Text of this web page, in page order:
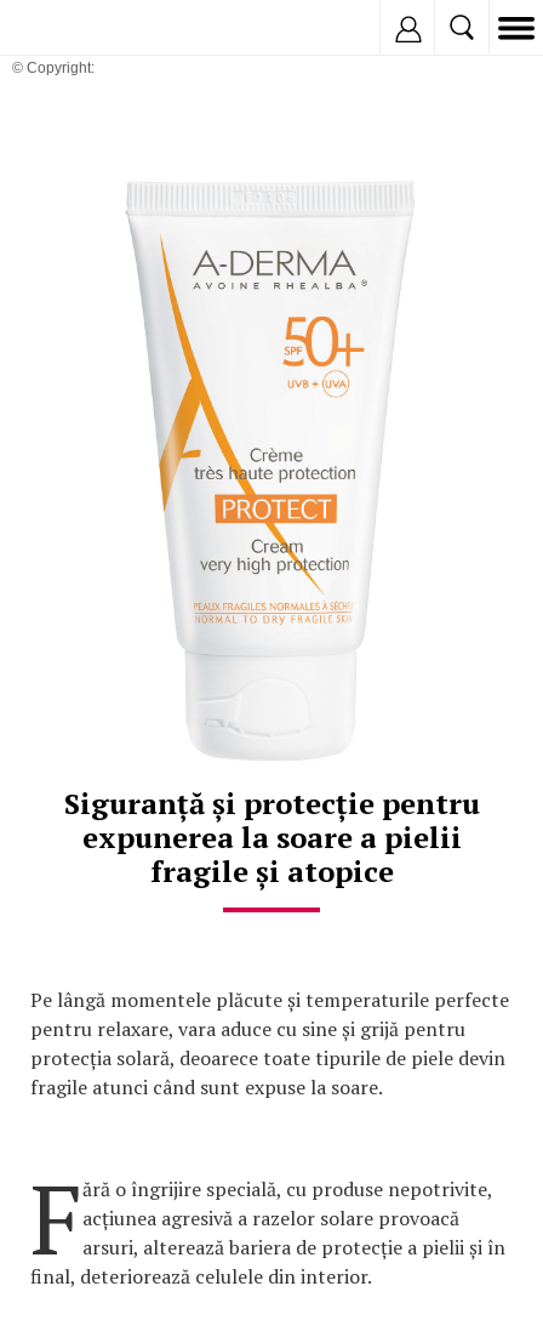
© Copyright:
Siguranță și protecție pentru
expunerea la soare a pielii
fragile și atopice
Pe lângă momentele plăcute și temperaturile perfecte
pentru relaxare, vara aduce cu sine și grijă pentru
protecția solară, deoarece toate tipurile de piele devin
fragile atunci când sunt expuse la soare.
Fără o îngrijire specială, cu produse nepotrivite,
acțiunea agresivă a razelor solare provoacă
arsuri, alterează bariera de protecție a pielii și în
final, deteriorează celulele din interior.